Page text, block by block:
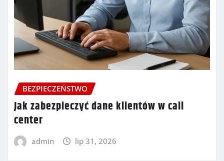
BEZPIECZEŃSTWO
Jak zabezpieczyć dane klientów w call
center
admin lip 31, 2026